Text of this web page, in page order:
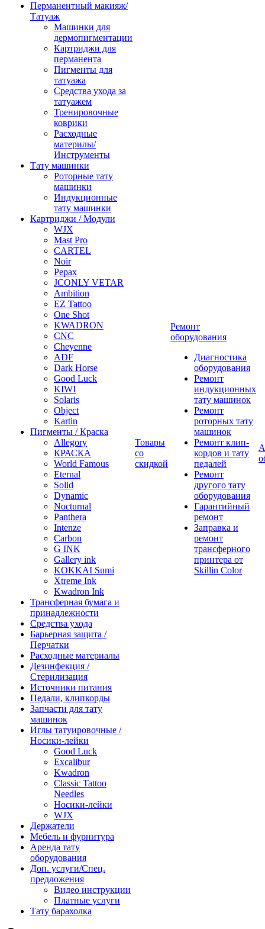
Перманентный макияж/
Татуаж
Машинки для
дермопигментации
Картриджи для
перманента
Пигменты для
татуажа
Средства ухода за
татуажем
Тренировочные
коврики
Расходные
материлы/
Инструменты
Тату машинки
Роторные тату
машинки
Индукционные
тату машинки
Картриджи / Модули
WJX
Mast Pro
CARTEL
Noir
Pepax
JCONLY VETAR
Ambition
EZ Tattoo
One Shot
KWADRON
CNC
Cheyenne
ADF
Dark Horse
Good Luck
KIWI
Solaris
Object
Kartin
Пигменты / Краска
Allegory
КРАСКА
World Famous
Eternal
Solid
Dynamic
Nocturnal
Panthera
Intenze
Carbon
G INK
Gallery ink
KOKKAI Sumi
Xtreme Ink
Kwadron Ink
Трансферная бумага и
принадлежности
Средства ухода
Барьерная защита /
Перчатки
Расходные материалы
Дезинфекция /
Стерилизация
Источники питания
Педали, клипкорды
Запчасти для тату
машинок
Иглы татуировочные /
Носики-лейки
Good Luck
Excalibur
Kwadron
Classic Tattoo
Needles
Носики-лейки
WJX
Держатели
Мебель и фурнитура
Аренда тату
оборудования
Доп. услуги/Спец.
предложения
Видео инструкции
Платные услуги
Тату барахолка
Товары
со
скидкой
Ремонт
оборудования
Диагностика
оборудования
Ремонт
индукционных
тату машинок
Ремонт
роторных тату
машинок
Ремонт клип-
кордов и тату
педалей
Ремонт
другого тату
оборудования
Гарантийный
ремонт
Заправка и
ремонт
трансферного
принтера от
Skillin Color